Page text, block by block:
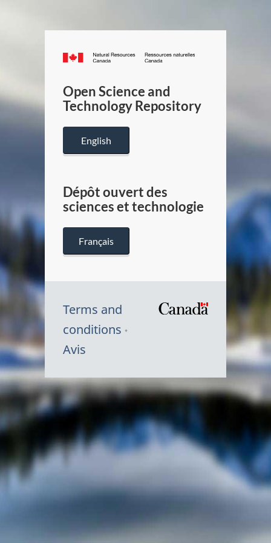
Canada.ca
/
Canada
Open Science and
Technology Repository
English
Dépôt ouvert des
sciences et technologie
Français
Terms and
conditions
Avis
Symbole
du
Canada